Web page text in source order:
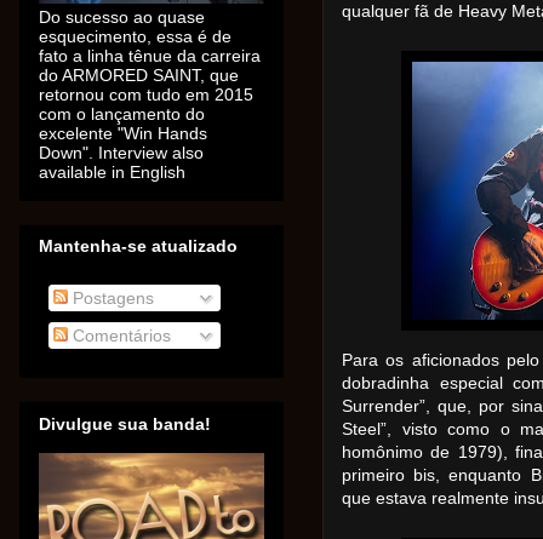
qualquer fã de Heavy
Para os aficionados
dobradinha especial
Surrender”, que, por
Steel”, visto como o
homônimo de 1979),
primeiro bis, enquanto
que estava realmente
Do sucesso ao quase
esquecimento, essa é de
fato a linha tênue da carreira
do ARMORED SAINT, que
retornou com tudo em 2015
com o lançamento do
excelente "Win Hands
Down". Interview also
available in English
Mantenha-se atualizado
Postagens
Comentários
Divulgue sua banda!